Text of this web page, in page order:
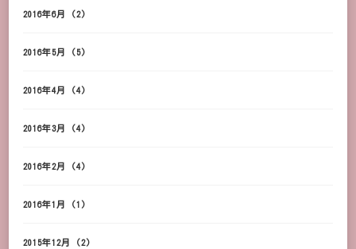
2016年6月 (2)
2016年5月 (5)
2016年4月 (4)
2016年3月 (4)
2016年2月 (4)
2016年1月 (1)
2015年12月 (2)